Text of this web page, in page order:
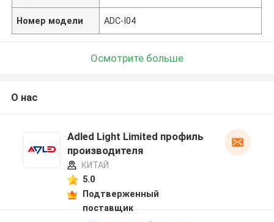
Номер модели ADC-I04
Осмотрите больше
О нас
Adled Light Limited профиль
производителя
КИТАЙ
5.0
Подтверженный
поставщик